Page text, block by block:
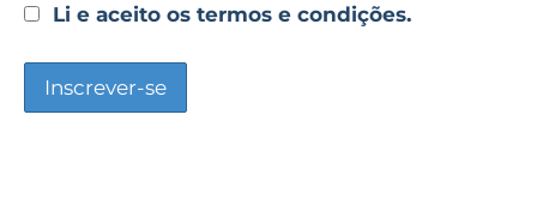
Li e aceito os termos e condições.